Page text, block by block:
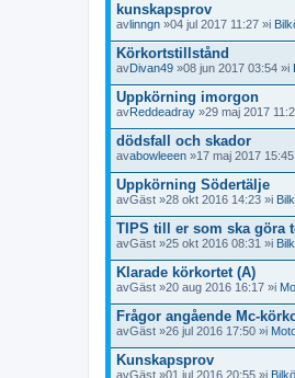
a
g
o
r
kunskapsprov
avlinngn »04 jul 2017 11:27 »i
Körkortstillstånd
avDivan49 »08 jun 2017 03:54 »i
Uppkörning imorgon
avReddeadray »29 maj 2017
dödsfall och skador
avabowleeen »17 maj 2017
Uppkörning Södertälje
avGäst »28 okt 2016 14:23 »i
TIPS till er som ska göra
avGäst »25 okt 2016 08:31 »i
Klarade körkortet (A)
avGäst »20 aug 2016 16:17 »i
Frågor angående Mc-
avGäst »26 jul 2016 17:50 »i
Kunskapsprov
avGäst »01 jul 2016 20:55 »i